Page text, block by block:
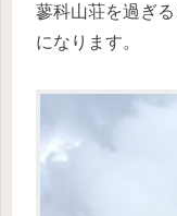
蓼科山荘を過ぎ
になります。